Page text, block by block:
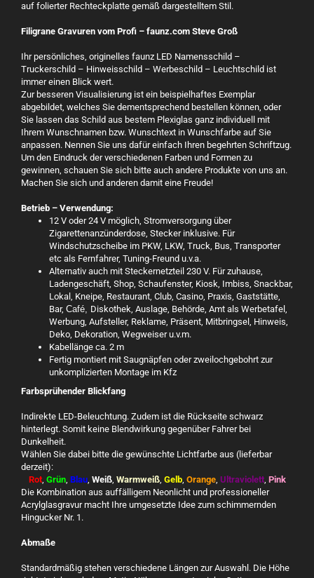
auf folierter Rechteckplatte gemäß dargestelltem Stil.
Filigrane Gravuren vom Profi – faunz.com Steve Groß
Ihr persönliches, originelles faunz LED Namensschild –
Truckerschild – Hinweisschild – Werbeschild – Leuchtschild ist
immer einen Blick wert.
Zur besseren Visualisierung ist ein beispielhaftes Exemplar
abgebildet, welches Sie dementsprechend bestellen können, oder
Sie lassen das Schild aus bestem Plexiglas ganz individuell mit
Ihrem Wunschnamen bzw. Wunschtext in Wunschfarbe auf Sie
anpassen. Nennen Sie uns dafür einfach Ihren begehrten Schriftzug.
Um den Eindruck der verschiedenen Farben und Formen zu
gewinnen, schauen Sie sich bitte auch andere Produkte von uns an.
Machen Sie sich und anderen damit eine Freude!
Betrieb – Verwendung:
12 V oder 24 V möglich, Stromversorgung über
Zigarettenanzünderdose, Stecker inklusive. Für
Windschutzscheibe im PKW, LKW, Truck, Bus, Transporter
etc als Fernfahrer, Tuning-Freund u.v.a.
Alternativ auch mit Steckernetzteil 230 V. Für zuhause,
Ladengeschäft, Shop, Schaufenster, Kiosk, Imbiss, Snackbar,
Lokal, Kneipe, Restaurant, Club, Casino, Praxis, Gaststätte,
Bar, Café, Diskothek, Auslage, Behörde, Amt als Werbetafel,
Werbung, Aufsteller, Reklame, Präsent, Mitbringsel, Hinweis,
Deko, Dekoration, Wegweiser u.v.m.
Kabellänge ca. 2 m
Fertig montiert mit Saugnäpfen oder zweilochgebohrt zur
unkomplizierten Montage im Kfz
Farbsprühender Blickfang
Indirekte LED-Beleuchtung. Zudem ist die Rückseite schwarz
hinterlegt. Somit keine Blendwirkung gegenüber Fahrer bei
Dunkelheit.
Wählen Sie dabei bitte die gewünschte Lichtfarbe aus (lieferbar
derzeit):
Rot, Grün, Blau, Weiß, Warmweiß, Gelb, Orange, Ultraviolett, Pink
Die Kombination aus auffälligem Neonlicht und professioneller
Acrylglasgravur macht Ihre umgesetzte Idee zum schimmernden
Hingucker Nr. 1.
Abmaße
Standardmäßig stehen verschiedene Längen zur Auswahl. Die Höhe